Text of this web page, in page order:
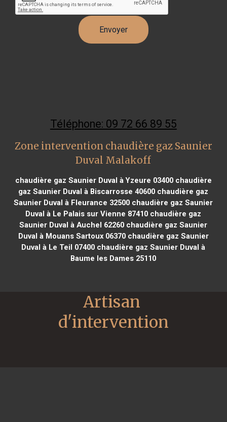
Téléphone: 09 72 66 89 55
Zone intervention chaudière gaz Saunier
Duval Malakoff
chaudière gaz Saunier Duval à Yzeure 03400chaudière
gaz Saunier Duval à Biscarrosse 40600 chaudière gaz
Saunier Duval à Fleurance 32500 chaudière gaz Saunier
Duval à Le Palais sur Vienne 87410 chaudière gaz
Saunier Duval à Auchel 62260 chaudière gaz Saunier
Duval à Mouans Sartoux 06370chaudière gaz Saunier
Duval à Le Teil 07400 chaudière gaz Saunier Duval à
Baume les Dames 25110
Artisan
d'intervention